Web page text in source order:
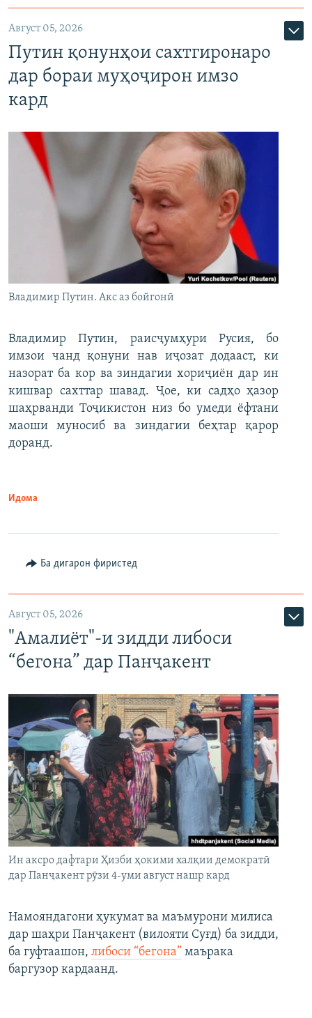
Август 05, 2026
Путин қонунҳои сахтгиронаро
дар бораи муҳоҷирон имзо
кард
Владимир Путин. Акс аз бойгонӣ
Владимир Путин, раисҷумҳури Русия, бо
имзои чанд қонуни нав иҷозат додааст, ки
назорат ба кор ва зиндагии хориҷиён дар ин
кишвар сахттар шавад. Ҷое, ки садҳо ҳазор
шаҳрванди Тоҷикистон низ бо умеди ёфтани
маоши муносиб ва зиндагии беҳтар қарор
доранд.
Идома
Ба дигарон фиристед
Август 05, 2026
"Амалиёт"-и зидди либоси
“бегона” дар Панҷакент
Ин аксро дафтари Ҳизби ҳокими халқии демократӣ
дар Панҷакент рӯзи 4-уми август нашр кард
Намояндагони ҳукумат ва маъмурони милиса
дар шаҳри Панҷакент (вилояти Суғд) ба зидди,
ба гуфтаашон, либоси “бегона” маърака
баргузор кардаанд.